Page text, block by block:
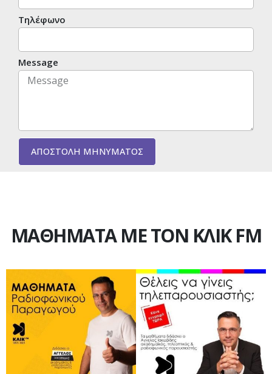
Τηλέφωνο
Message
ΑΠΟΣΤΟΛΗ ΜΗΝΥΜΑΤΟΣ
ΜΑΘΗΜΑΤΑ ΜΕ ΤΟΝ ΚΛΙΚ FM